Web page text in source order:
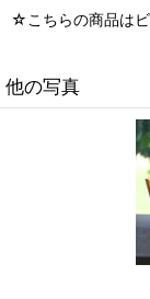
☆こちらの商品はビ
他の写真